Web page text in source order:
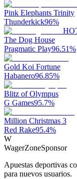
Pink Elephants Trinity
Thunderkick96%
The Dog House
Pragmatic Play96.51%
Gold Koi Fortune
Habanero96.85%
Blitz of Olympus
G Games95.7%
Million Christmas 3
Red Rake95.4%
W
WagerZoneSponsor
Apuestas deportivas
para nuevos usuarios.